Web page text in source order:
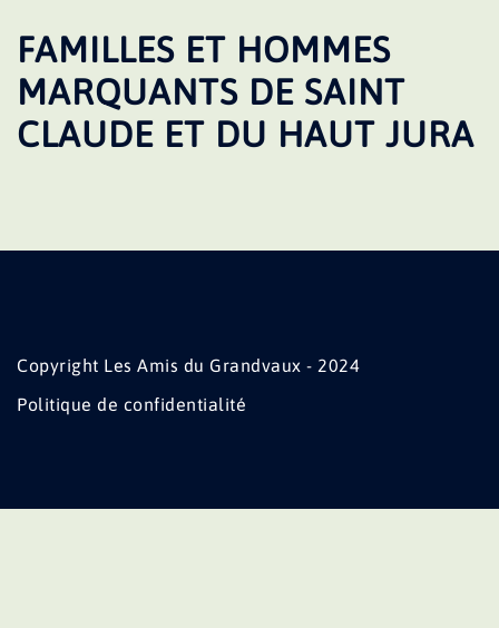
FAMILLES ET HOMMES
MARQUANTS DE SAINT
CLAUDE ET DU HAUT JURA
Copyright Les Amis du Grandvaux - 2024
Politique de confidentialité